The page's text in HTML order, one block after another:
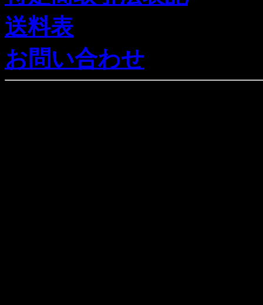
送料表
お問い合わせ